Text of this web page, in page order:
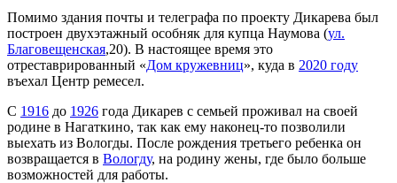
Помимо здания почты и телеграфа по проекту Дикарева был
построен двухэтажный особняк для купца Наумова (ул.
Благовещенская,20). В настоящее время это
отреставрированный «Дом кружевниц», куда в 2020 году
въехал Центр ремесел.
С 1916 до 1926 года Дикарев с семьей проживал на своей
родине в Нагаткино, так как ему наконец-то позволили
выехать из Вологды. После рождения третьего ребенка он
возвращается в Вологду, на родину жены, где было больше
возможностей для работы.